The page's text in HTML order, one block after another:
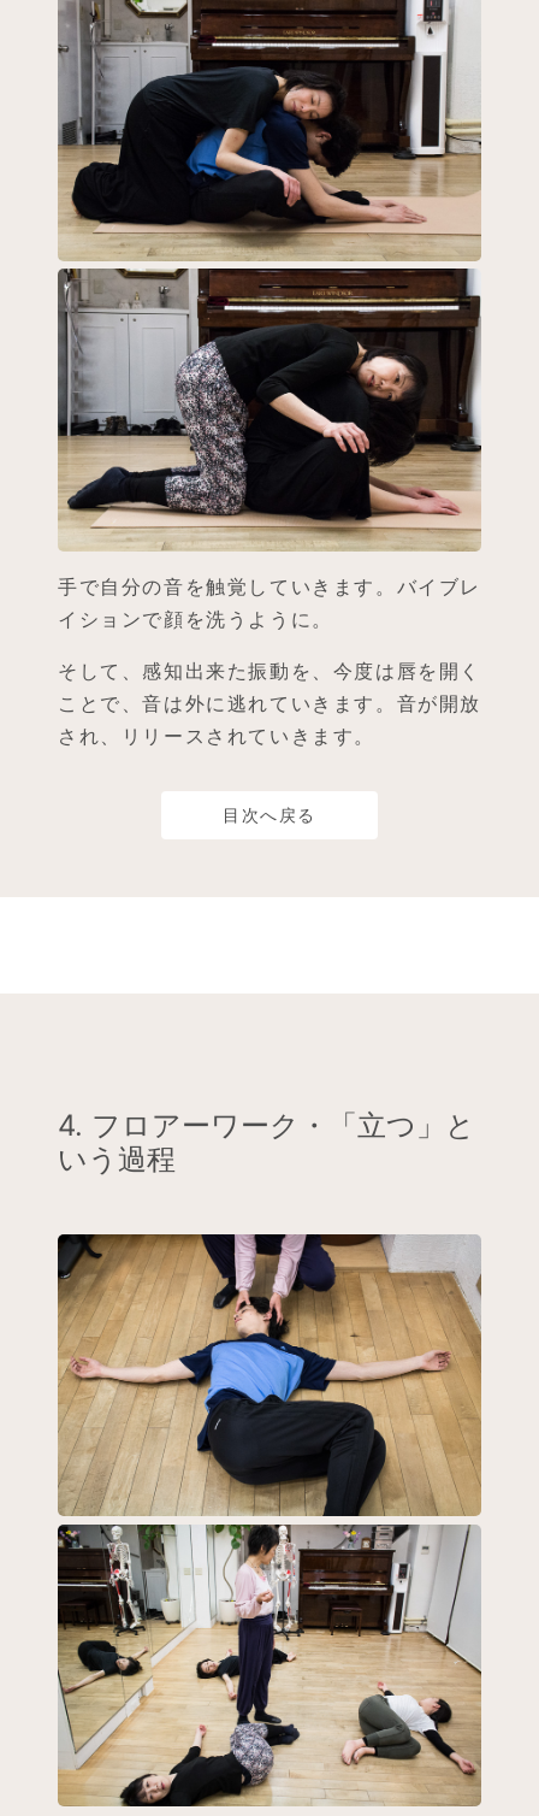
手で自分の音を触覚していきます。バイブレ
イションで顔を洗うように。
そして、感知出来た振動を、今度は唇を開く
ことで、音は外に逃れていきます。音が開放
され、リリースされていきます。
目次へ戻る
4. フロアーワーク・「立つ」と
いう過程